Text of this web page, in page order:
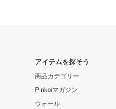
アイテムを探そう
商品カテゴリー
Pinkoiマガジン
ウォール